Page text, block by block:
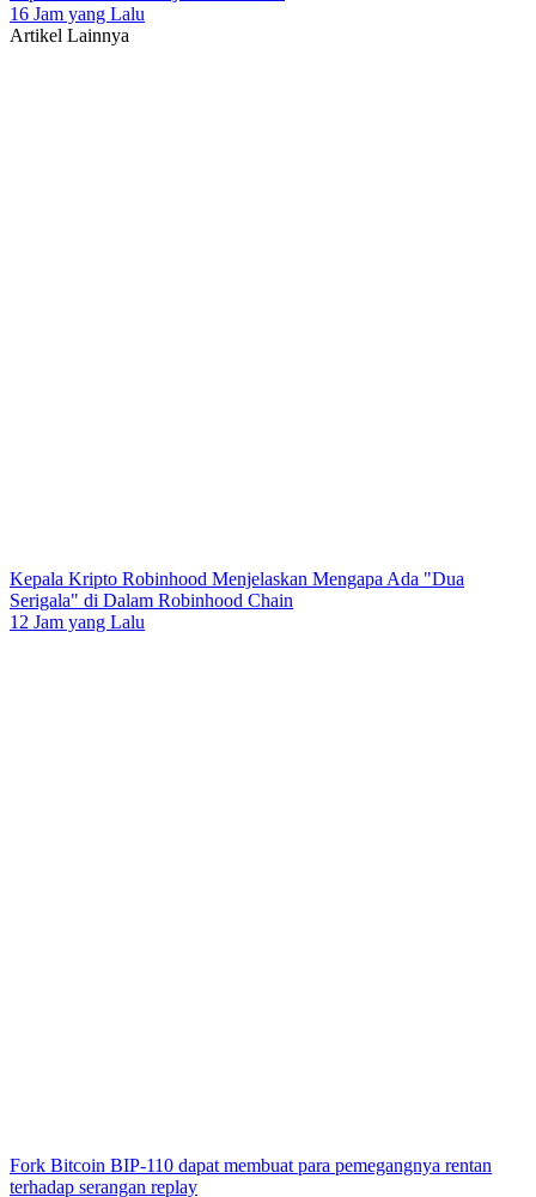
16 Jam yang Lalu
Artikel Lainnya
Kepala Kripto Robinhood Menjelaskan Mengapa Ada "Dua
Serigala" di Dalam Robinhood Chain
12 Jam yang Lalu
Fork Bitcoin BIP-110 dapat membuat para pemegangnya rentan
terhadap serangan replay